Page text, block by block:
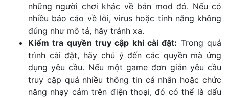
những người chơi khác về bản mod đó. Nếu có
nhiều báo cáo về lỗi, virus hoặc tính năng không
đúng như mô tả, hãy tránh xa.
Kiểm tra quyền truy cập khi cài đặt: Trong quá
trình cài đặt, hãy chú ý đến các quyền mà ứng
dụng yêu cầu. Nếu một game đơn giản yêu cầu
truy cập quá nhiều thông tin cá nhân hoặc chức
năng nhạy cảm trên điện thoại, đó có thể là dấu